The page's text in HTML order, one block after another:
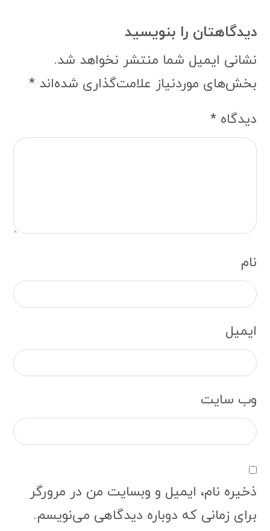
دیدگاهتان را بنویسید
نشانی ایمیل شما منتشر نخواهد شد.
بخش‌های موردنیاز علامت‌گذاری شده‌اند*
دیدگاه*
نام
ایمیل
وب‌ سایت
ذخیره نام، ایمیل و وبسایت من در مرورگر
برای زمانی که دوباره دیدگاهی می‌نویسم.